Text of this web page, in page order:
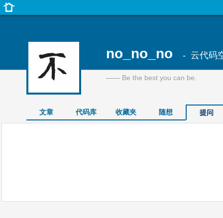
no_no_no - 云代码
—— Be the best you can be.
文章 代码库 收藏夹 随想 提问